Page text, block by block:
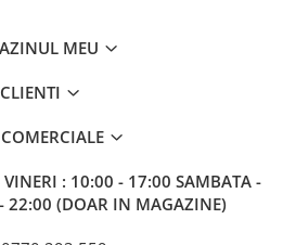
MEU
CLIENTI
: 10:00 - 17:00 SAMBATA -
22:00 (DOAR IN MAGAZINE)